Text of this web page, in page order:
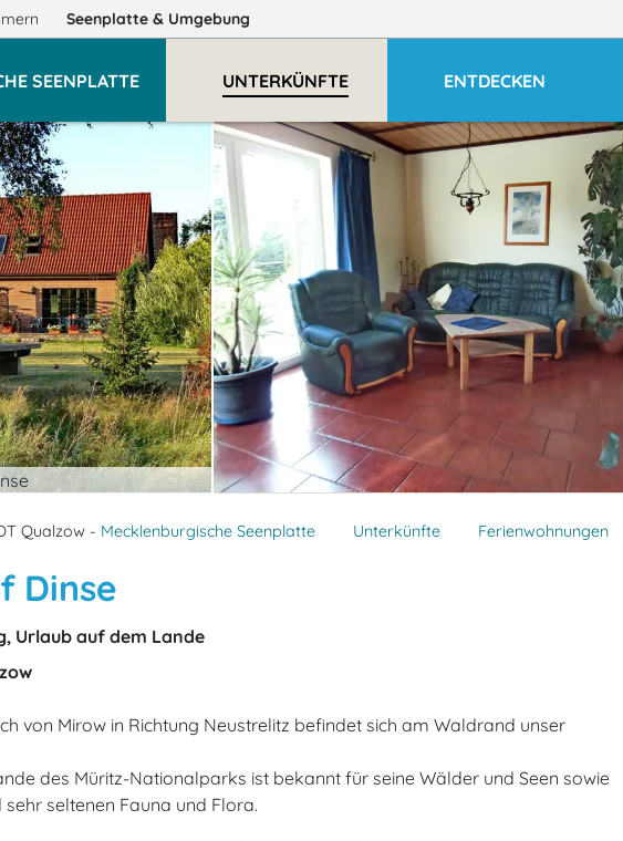
Seenplatte & Umgebung
SEENPLATTE UNTERKÜNFTE ENTDECKEN
Qualzow - Mecklenburgische Seenplatte Unterkünfte Ferienwohnungen
Dinse
Urlaub auf dem Lande
von Mirow in Richtung Neustrelitz befindet sich am Waldrand unser
des Müritz-Nationalparks ist bekannt für seine Wälder und Seen sowie
seltenen Fauna und Flora.